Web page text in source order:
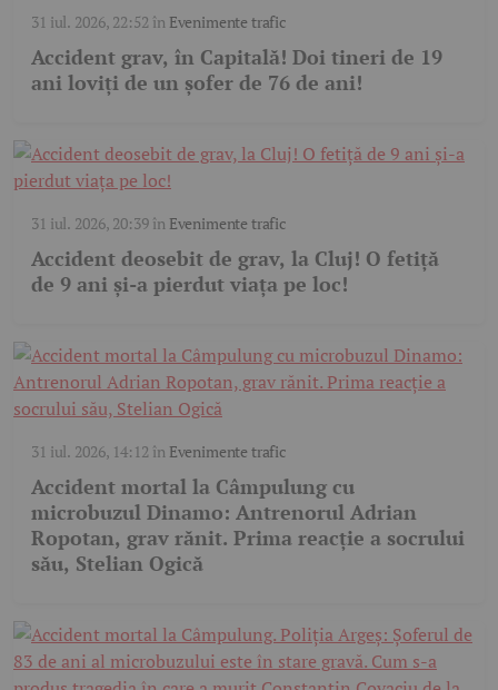
31 iul. 2026, 22:52 în Evenimente trafic
Accident grav, în Capitală! Doi tineri de 19
ani loviți de un șofer de 76 de ani!
31 iul. 2026, 20:39în Evenimente trafic
Accident deosebit de grav, la Cluj! O fetiță
de 9 ani și-a pierdut viața pe loc!
31 iul. 2026, 14:12 în Evenimente trafic
Accident mortal la Câmpulung cu
microbuzul Dinamo: Antrenorul Adrian
Ropotan, grav rănit. Prima reacție a socrului
său, Stelian Ogică